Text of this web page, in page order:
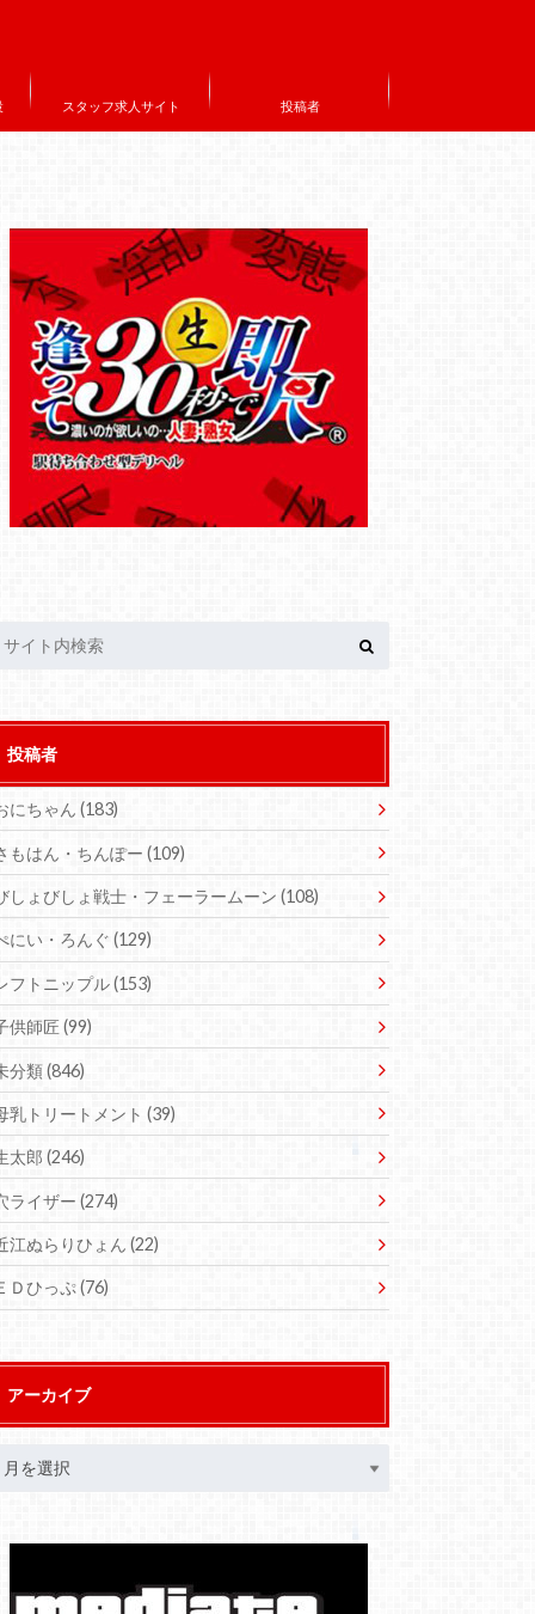
スタッフ求人サイト 投稿者
投稿者
にちゃん(183)
もはん・ちんぽー(109)
しょびしょ戦士・フェーラームーン(108)
にい・ろんぐ(129)
フトニップル(153)
供師匠(99)
分類(846)
乳トリートメント(39)
太郎(246)
ライザー(274)
江ぬらりひょん(22)
Ｄひっぷ(76)
アーカイブ